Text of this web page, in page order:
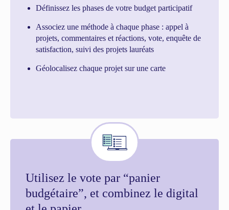
Définissez les phases de votre budget participatif
Associez une méthode à chaque phase : appel à
projets, commentaires et réactions, vote, enquête de
satisfaction, suivi des projets lauréats
Géolocalisez chaque projet sur une carte
Utilisez le vote par “panier
budgétaire”, et combinez le digital